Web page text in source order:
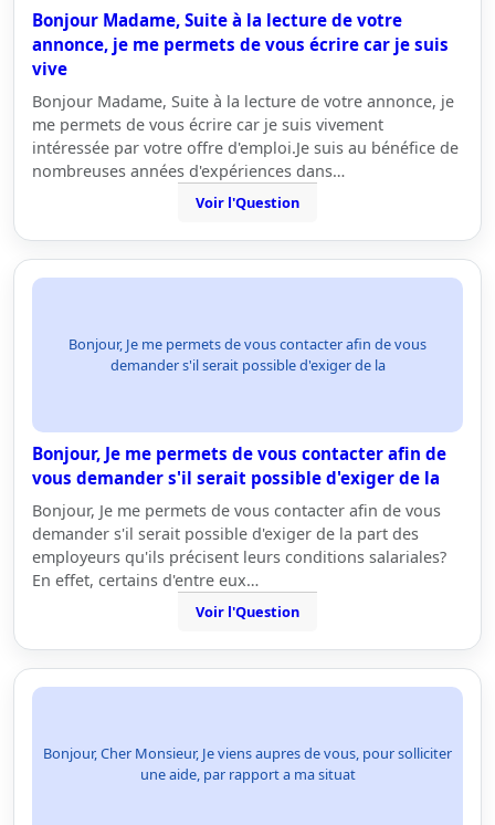
Bonjour Madame, Suite à la lecture de votre
annonce, je me permets de vous écrire car je suis
vive
Bonjour Madame, Suite à la lecture de votre annonce, je
me permets de vous écrire car je suis vivement
intéressée par votre offre d'emploi.Je suis au bénéfice de
nombreuses années d'expériences dans…
Voir l'Question
Bonjour, Je me permets de vous contacter afin de vous
demander s'il serait possible d'exiger de la
Bonjour, Je me permets de vous contacter afin de
vous demander s'il serait possible d'exiger de la
Bonjour, Je me permets de vous contacter afin de vous
demander s'il serait possible d'exiger de la part des
employeurs qu'ils précisent leurs conditions salariales?
En effet, certains d'entre eux…
Voir l'Question
Bonjour, Cher Monsieur, Je viens aupres de vous, pour solliciter
une aide, par rapport a ma situat